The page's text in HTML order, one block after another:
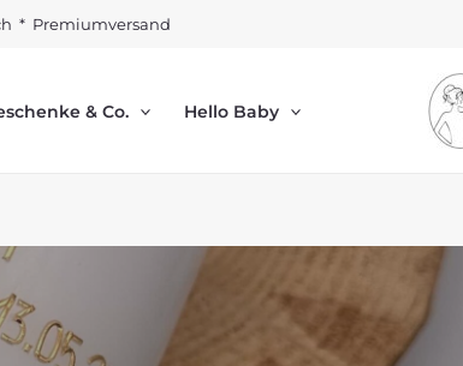
* Premiumversand
& Co. Hello Baby